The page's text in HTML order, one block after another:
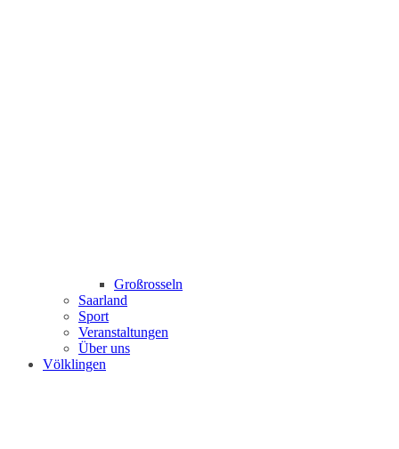
Großrosseln
Saarland
Sport
Veranstaltungen
Über uns
Völklingen